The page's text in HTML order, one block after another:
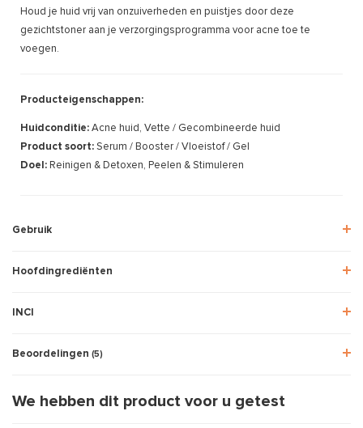
Houd je huid vrij van onzuiverheden en puistjes door deze
gezichtstoner aan je verzorgingsprogramma voor acne toe te
voegen.
Producteigenschappen:
Huidconditie: Acne huid, Vette / Gecombineerde huid
Product soort: Serum / Booster / Vloeistof / Gel
Doel: Reinigen & Detoxen, Peelen & Stimuleren
Gebruik
Hoofdingrediënten
INCI
Beoordelingen (5)
We hebben dit product voor u getest